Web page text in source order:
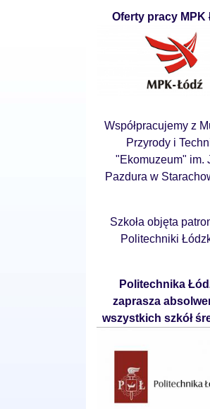
Oferty pracy MPK
Współpracujemy z
Przyrody i
"Ekomuzeum" im.
Pazdura w
Szkoła objęta
Politechniki
Politechnika
zaprasza
wszystkich szkół